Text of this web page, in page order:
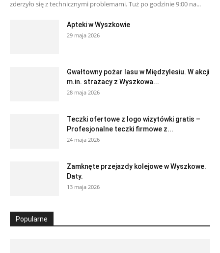
zderzyło się z technicznymi problemami. Tuż po godzinie 9:00 na...
Apteki w Wyszkowie
29 maja 2026
Gwałtowny pożar lasu w Międzylesiu. W akcji
m.in. strażacy z Wyszkowa...
28 maja 2026
Teczki ofertowe z logo wizytówki gratis –
Profesjonalne teczki firmowe z...
24 maja 2026
Zamknęte przejazdy kolejowe w Wyszkowe.
Daty.
13 maja 2026
Popularne